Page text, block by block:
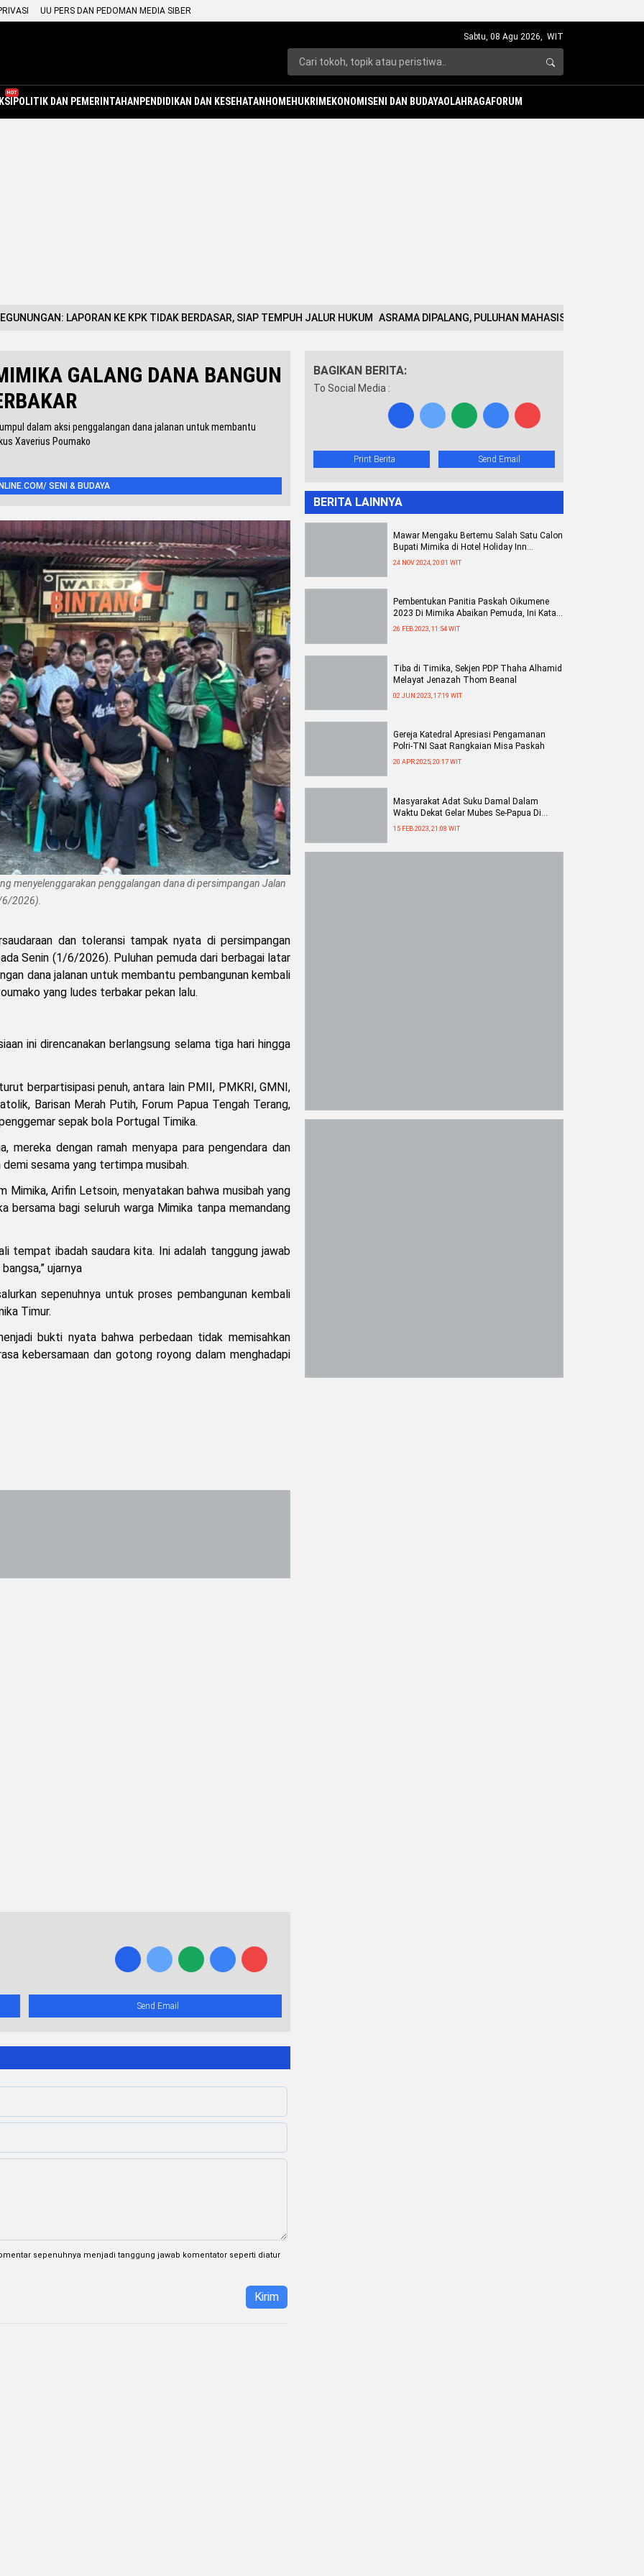
UU PERS DAN PEDOMAN MEDIA SIBER
Sabtu, 08 Agu 2026, WIT
HOT
POLITIK DAN PEMERINTAHAN PENDIDIKAN DAN KESEHATAN HOMEHUKRIM EKONOMI SENI DAN BUDAYAOLAHRAGAFORUM
LAPORAN KE KPK TIDAK BERDASAR, SIAP TEMPUH JALUR HUKUM ASRAMA DIPALANG, PULUHAN MAHASISWA WAROPEN
GALANG DANA BANGUN
dalam aksi penggalangan dana jalanan untuk membantu
Xaverius Poumako
SENI & BUDAYA
menyelenggarakan penggalangan dana di persimpangan Jalan
2026).
dan toleransi tampak nyata di persimpangan
Senin (1/6/2026). Puluhan pemuda dari berbagai latar
dana jalanan untuk membantu pembangunan kembali
yang ludes terbakar pekan lalu.
ini direncanakan berlangsung selama tiga hari hingga
berpartisipasi penuh, antara lain PMII, PMKRI, GMNI,
Barisan Merah Putih, Forum Papua Tengah Terang,
sepak bola Portugal Timika.
mereka dengan ramah menyapa para pengendara dan
sesama yang tertimpa musibah.
Mimika, Arifin Letsoin, menyatakan bahwa musibah yang
bersama bagi seluruh warga Mimika tanpa memandang
tempat ibadah saudara kita. Ini adalah tanggung jawab
ujarnya
sepenuhnya untuk proses pembangunan kembali
Timur.
bukti nyata bahwa perbedaan tidak memisahkan
kebersamaan dan gotong royong dalam menghadapi
Send Email
sepenuhnya menjadi tanggung jawab komentator seperti diatur
Kirim
BAGIKAN BERITA:
To Social Media :
Print Berita Send Email
BERITA LAINNYA
Mawar Mengaku Bertemu Salah Satu Calon
Bupati Mimika di Hotel Holiday Inn
Kemayoran
24 NOV 2024, 20:01 WIT
Pembentukan Panitia Paskah Oikumene
2023 Di Mimika Abaikan Pemuda, Ini Kata
GMKI Dan GAMKI
26 FEB 2023, 11:54 WIT
Tiba di Timika, Sekjen PDP Thaha Alhamid
Melayat Jenazah Thom Beanal
02 JUN 2023, 17:19 WIT
Gereja Katedral Apresiasi Pengamanan
Polri-TNI Saat Rangkaian Misa Paskah
20 APR 2025, 20:17 WIT
Masyarakat Adat Suku Damal Dalam
Waktu Dekat Gelar Mubes Se-Papua Di
Tmika
15 FEB 2023, 21:08 WIT